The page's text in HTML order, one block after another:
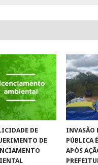
DE
DE
INVASÃO
PÚBLICA
APÓS